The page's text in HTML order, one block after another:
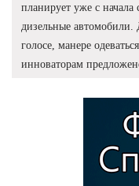
планирует уже с начала
дизельные автомобили.
голосе, манере
инноваторам